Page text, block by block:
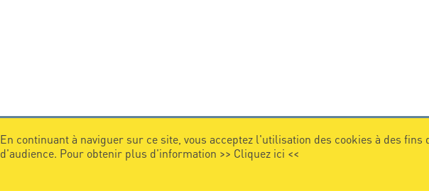
En continuant à naviguer sur ce site, vous acceptez l'utilisation des cookies à des fins
d'audience. Pour obtenir plus d'information >> Cliquez ici <<